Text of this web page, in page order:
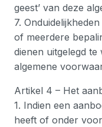
geest’ van deze
7.
of meerdere
dienen uitgelegd te
algemene
Artikel 4 – Het
1. Indien een
heeft of onder